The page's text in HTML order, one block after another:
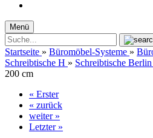
Menü
Startseite » Büromöbel-Systeme »
Schreibtische H » Schreibtische Berlin
200 cm
« Erster
« zurück
weiter »
Letzter »